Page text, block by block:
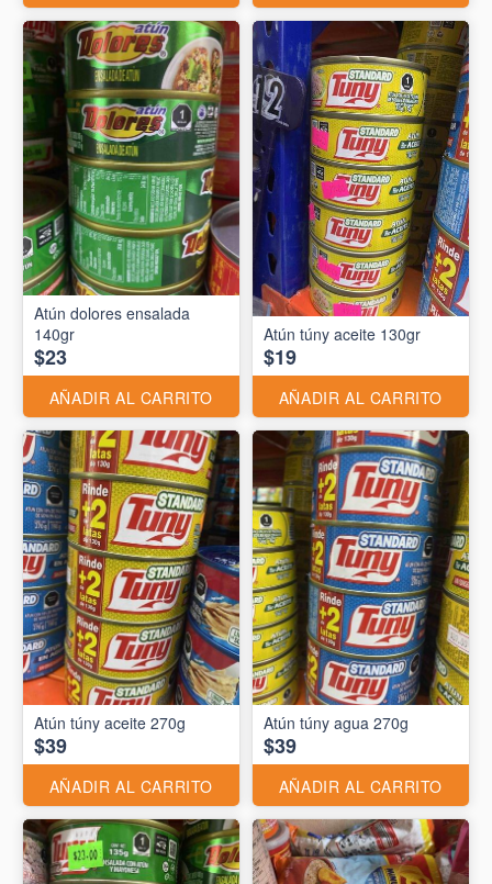
Atún dolores ensalada
140gr
$23
AÑADIR AL CARRITO
Atún túny aceite 130gr
$19
AÑADIR AL CARRITO
Atún túny aceite 270g
$39
AÑADIR AL CARRITO
Atún túny agua 270g
$39
AÑADIR AL CARRITO